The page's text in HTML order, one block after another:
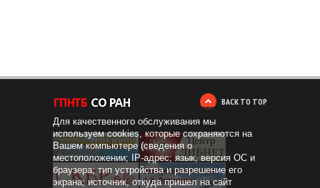
BACK TO TOP
Для качественного обслуживания мы
используем cookies, которые сохраняются на
Вашем компьютере (сведения о
местоположении; IP-адрес; язык, версия ОС и
браузера; тип устройства и разрешение его
экрана; источник, откуда пришел на сайт